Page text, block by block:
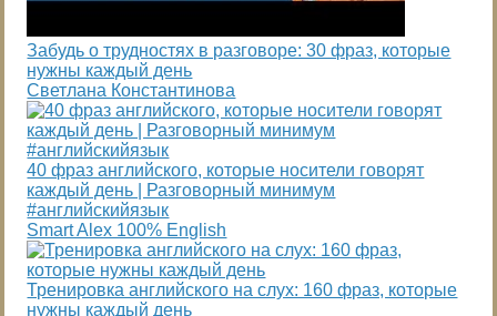
Забудь о трудностях в разговоре: 30 фраз, которые
нужны каждый день
Светлана Константинова
40 фраз английского, которые носители говорят
каждый день | Разговорный минимум
#английскийязык
Smart Alex 100% English
Тренировка английского на слух: 160 фраз, которые
нужны каждый день